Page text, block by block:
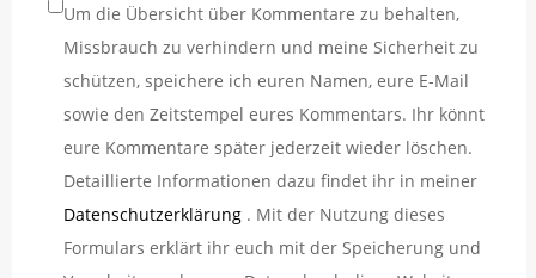
Um die Übersicht über Kommentare zu behalten,
Missbrauch zu verhindern und meine Sicherheit zu
schützen, speichere ich euren Namen, eure E-Mail
sowie den Zeitstempel eures Kommentars. Ihr könnt
eure Kommentare später jederzeit wieder löschen.
Detaillierte Informationen dazu findet ihr in meiner
Datenschutzerklärung . Mit der Nutzung dieses
Formulars erklärt ihr euch mit der Speicherung und